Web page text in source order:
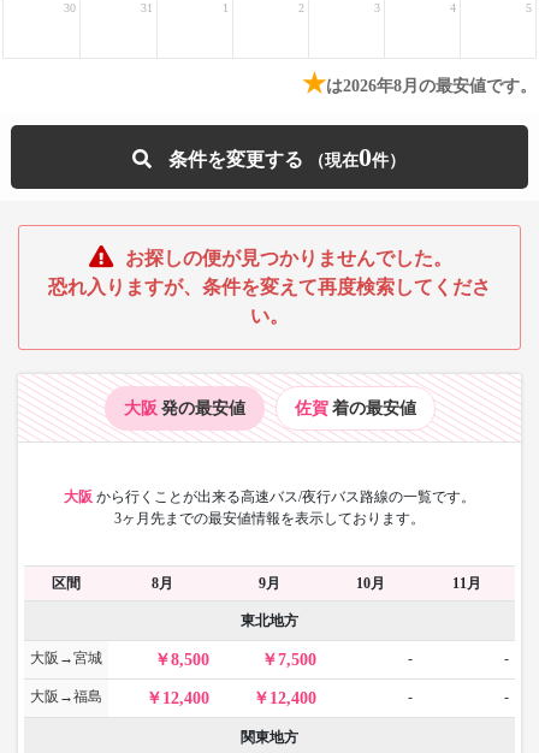
30 31 1 2 3 4 5
★は2026年8月の最安値です。
条件を変更する 0
お探しの便が見つかりませんでした。
恐れ入りますが、条件を変えて再度検索してくださ
い。
大阪 発の最安値 佐賀 着の最安値
大阪 から行くことが出来る高速バス/夜行バス路線の一覧です。
3ヶ月先までの最安値情報を表示しております。
区間 8月 9月 10月 11月
東北地方
大阪→宮城 8,500 7,500 - -
大阪→福島 12,400 12,400 - -
関東地方